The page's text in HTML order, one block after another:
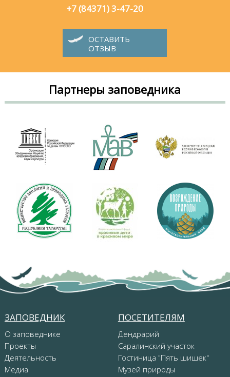
+7 (84371) 3-47-20
ОСТАВИТЬ
ОТЗЫВ
Партнеры заповедника
ЗАПОВЕДНИК
О заповеднике
Проекты
Деятельность
Медиа
ПОСЕТИТЕЛЯМ
Дендрарий
Саралинский участок
Гостиница "Пять шишек"
Музей природы